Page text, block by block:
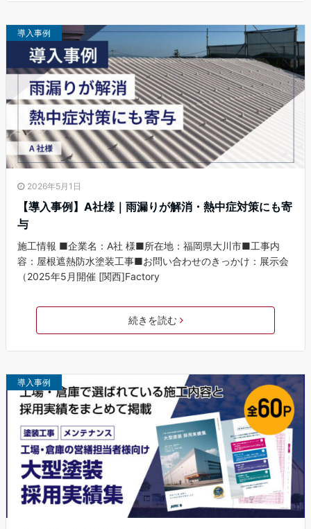
導入事例
2026年5月1日
【導入事例】A社様｜雨漏りが解消・熱中症対策にも寄
与
施工情報 ■企業名：A社 様■所在地：福岡県大川市■工事内
容：屋根遮熱防水塗装工事■お問い合わせのきっかけ：展示会
（2025年5月開催 [関西]Factory
続きを読む
導入事例